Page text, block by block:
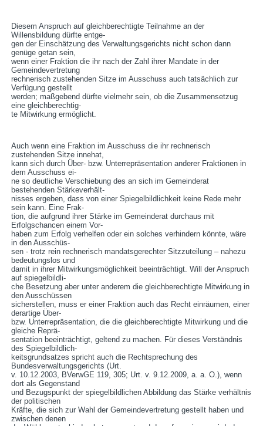
Diesem Anspruch auf gleichberechtigte Teilnahme an der
Willensbildung dürfte entge-
gen der Einschätzung des Verwaltungsgerichts nicht schon dann
genüge getan sein,
wenn einer Fraktion die ihr nach der Zahl ihrer Mandate in der
Gemeindevertretung
rechnerisch zustehenden Sitze im Ausschuss auch tatsächlich zur
Verfügung gestellt
werden; maßgebend dürfte vielmehr sein, ob die Zusammensetzug
eine gleichberechtig-
te Mitwirkung ermöglicht.
Auch wenn eine Fraktion im Ausschuss die ihr rechnerisch
zustehenden Sitze innehat,
kann sich durch Über- bzw. Unterrepräsentation anderer Fraktionen in
dem Ausschuss ei-
ne so deutliche Verschiebung des an sich im Gemeinderat
bestehenden Stärkeverhält-
nisses ergeben, dass von einer Spiegelbildlichkeit keine Rede mehr
sein kann. Eine Frak-
tion, die aufgrund ihrer Stärke im Gemeinderat durchaus mit
Erfolgschancen einem Vor-
haben zum Erfolg verhelfen oder ein solches verhindern könnte, wäre
in den Ausschüs-
sen - trotz rein rechnerisch mandatsgerechter Sitzzuteilung – nahezu
bedeutungslos und
damit in ihrer Mitwirkungsmöglichkeit beeinträchtigt. Will der Anspruch
auf spiegelbildli-
che Besetzung aber unter anderem die gleichberechtigte Mitwirkung in
den Ausschüssen
sicherstellen, muss er einer Fraktion auch das Recht einräumen, einer
derartige Über-
bzw. Unterrepräsentation, die die gleichberechtigte Mitwirkung und die
gleiche Reprä-
sentation beeinträchtigt, geltend zu machen. Für dieses Verständnis
des Spiegelbildlich-
keitsgrundsatzes spricht auch die Rechtsprechung des
Bundesverwaltungsgerichts (Urt.
v. 10.12.2003, BVerwGE 119, 305; Urt. v. 9.12.2009, a. a. O.), wenn
dort als Gegenstand
und Bezugspunkt der spiegelbildlichen Abbildung das Stärke verhältnis
der politischen
Kräfte, die sich zur Wahl der Gemeindevertretung gestellt haben und
zwischen denen